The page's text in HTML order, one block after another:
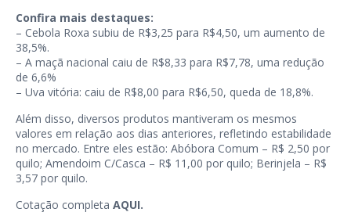
Confira mais destaques:
– Cebola Roxa subiu de R$3,25 para R$4,50, um aumento de
38,5%.
– A maçã nacional caiu de R$8,33 para R$7,78, uma redução
de 6,6%
– Uva vitória: caiu de R$8,00 para R$6,50, queda de 18,8%.
Além disso, diversos produtos mantiveram os mesmos
valores em relação aos dias anteriores, refletindo estabilidade
no mercado. Entre eles estão: Abóbora Comum – R$ 2,50 por
quilo; Amendoim C/Casca – R$ 11,00 por quilo; Berinjela – R$
3,57 por quilo.
Cotação completa AQUI.